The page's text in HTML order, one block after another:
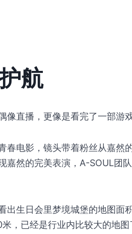
航
直播，更像是看完了一部游
春电影，镜头带着粉丝从嘉然
嘉然的完美表演，A-SOUL团
出生日会里梦境城堡的地图面
，已经是行业内比较大的地